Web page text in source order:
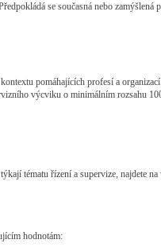
se současná nebo zamýšlená
pomáhajících profesí a
výcviku o minimálním rozsahu
tématu řízení a supervize, najdete
hodnotám: